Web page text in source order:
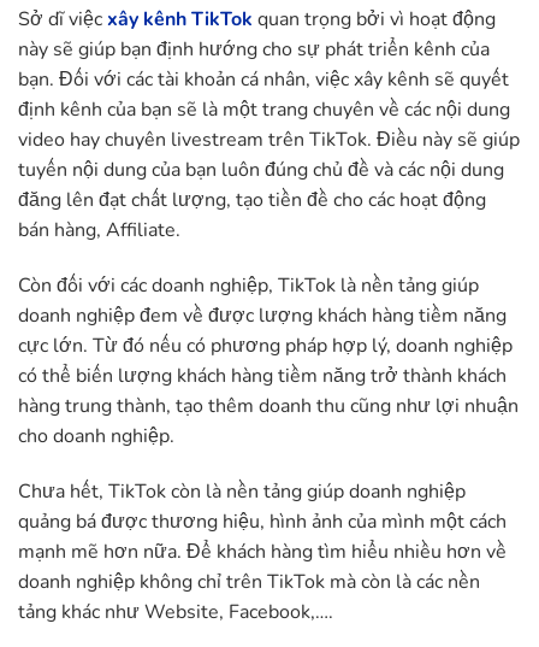
Sở dĩ việcxây kênh TikTok quan trọng bởi vì hoạt động
này sẽ giúp bạn định hướng cho sự phát triển kênh của
bạn. Đối với các tài khoản cá nhân, việc xây kênh sẽ quyết
định kênh của bạn sẽ là một trang chuyên về các nội dung
video hay chuyên livestream trên TikTok. Điều này sẽ giúp
tuyến nội dung của bạn luôn đúng chủ đề và các nội dung
đăng lên đạt chất lượng, tạo tiền đề cho các hoạt động
bán hàng, Affiliate.
Còn đối với các doanh nghiệp, TikTok là nền tảng giúp
doanh nghiệp đem về được lượng khách hàng tiềm năng
cực lớn. Từ đó nếu có phương pháp hợp lý, doanh nghiệp
có thể biến lượng khách hàng tiềm năng trở thành khách
hàng trung thành, tạo thêm doanh thu cũng như lợi nhuận
cho doanh nghiệp.
Chưa hết, TikTok còn là nền tảng giúp doanh nghiệp
quảng bá được thương hiệu, hình ảnh của mình một cách
mạnh mẽ hơn nữa. Để khách hàng tìm hiểu nhiều hơn về
doanh nghiệp không chỉ trên TikTok mà còn là các nền
tảng khác như Website, Facebook,….